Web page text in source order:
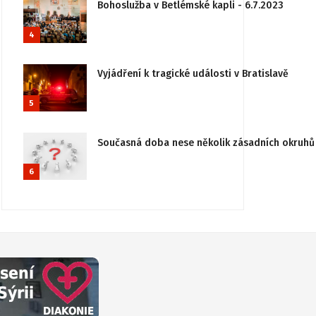
4
Bohoslužba v Betlémské kapli - 6.7.2023
5
Vyjádření k tragické události v Bratislavě
6
Současná doba nese několik zásadních